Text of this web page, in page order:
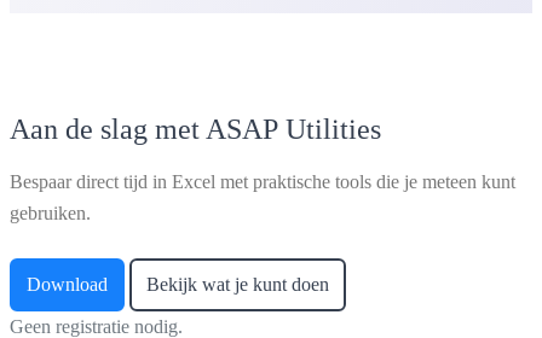
Aan de slag met ASAP Utilities
Bespaar direct tijd in Excel met praktische tools die je meteen kunt
gebruiken.
Download Bekijk wat je kunt doen
Geen registratie nodig.